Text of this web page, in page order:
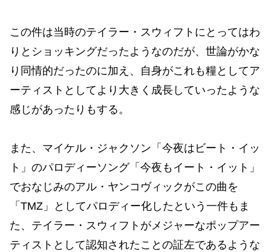
この件は当時のテイラー・スウィフトにとってはわ
りとショッキングだったようなのだが、世論がかな
り同情的だったのに加え、自身がこれも糧としてア
ーティストとしてより大きく成長していったような
感じがあったりもする。
また、マイケル・ジャクソン「今夜はビート・イッ
ト」のパロディーソング「今夜もイート・イット」
でおなじみのアル・ヤンコヴィックがこの曲を
「TMZ」としてパロディー化したという一件もま
た、テイラー・スウィフトがメジャーなポップアー
ティストとして認知されたことの証左であるような